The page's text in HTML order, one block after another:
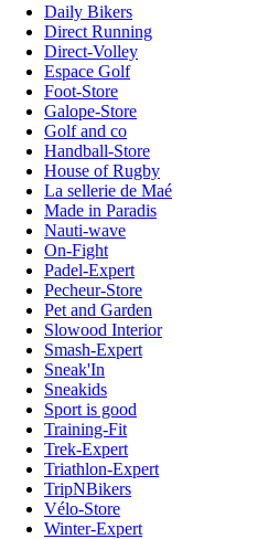
Daily Bikers
Direct Running
Direct-Volley
Espace Golf
Foot-Store
Galope-Store
Golf and co
Handball-Store
House of Rugby
La sellerie de Maé
Made in Paradis
Nauti-wave
On-Fight
Padel-Expert
Pecheur-Store
Pet and Garden
Slowood Interior
Smash-Expert
Sneak'In
Sneakids
Sport is good
Training-Fit
Trek-Expert
Triathlon-Expert
TripNBikers
Vélo-Store
Winter-Expert